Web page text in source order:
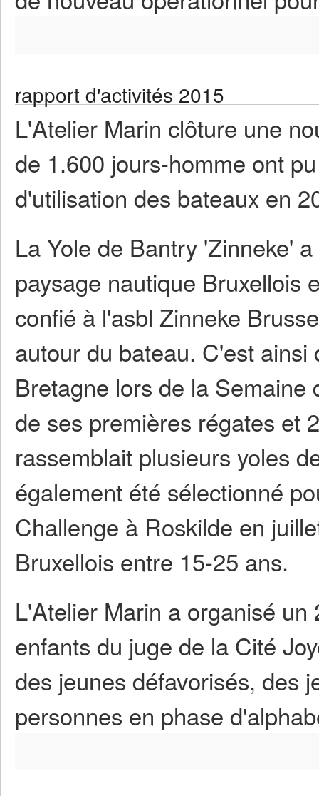
rapport d'activités 2015
L'Atelier Marin clôture une
de 1.600 jours-homme ont
d'utilisation des bateaux en
La Yole de Bantry 'Zinneke'
paysage nautique Bruxellois
confié à l'asbl Zinneke
autour du bateau. C'est
Bretagne lors de la
de ses premières régates et
rassemblait plusieurs yoles
également été sélectionné
Challenge à Roskilde en
Bruxellois entre 15-25 ans.
L'Atelier Marin a organisé
enfants du juge de la Cité
des jeunes défavorisés, des
personnes en phase